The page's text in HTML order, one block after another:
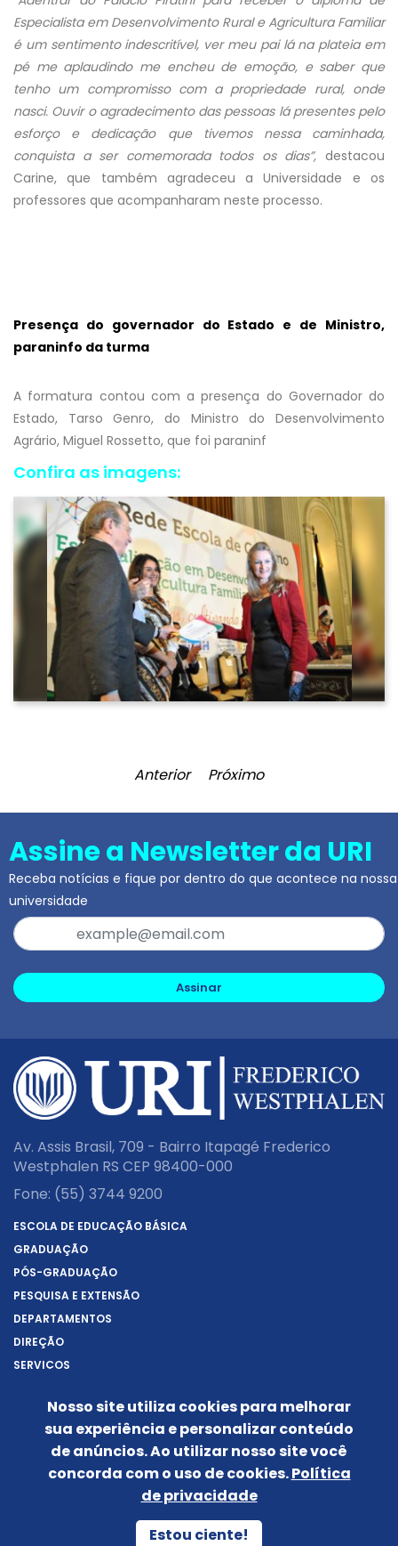
Especialista em Desenvolvimento Rural e Agricultura Familiar
é um sentimento indescritível, ver meu pai lá na plateia em
pé me aplaudindo me encheu de emoção, e saber que
tenho um compromisso com a propriedade rural, onde
nasci. Ouvir o agradecimento das pessoas lá presentes pelo
esforço e dedicação que tivemos nessa caminhada,
conquista a ser comemorada todos os dias”, destacou
Carine, que também agradeceu a Universidade e os
professores que acompanharam neste processo.
Presença do governador do Estado e de Ministro,
paraninfo da turma
A formatura contou com a presença do Governador do
Estado, Tarso Genro, do Ministro do Desenvolvimento
Agrário, Miguel Rossetto, que foi paraninf
Confira as imagens:
Anterior Próximo
Assine a Newsletter da URI
Receba notícias e fique por dentro do que acontece na nossa
universidade
Assinar
Av. Assis Brasil, 709 - Bairro Itapagé Frederico
Westphalen RS CEP 98400-000
Fone: (55) 3744 9200
ESCOLA DE EDUCAÇÃO BÁSICA
GRADUAÇÃO
PÓS-GRADUAÇÃO
PESQUISA E EXTENSÃO
DEPARTAMENTOS
DIREÇÃO
SERVIÇOS
REITORIA
NOTÍCIAS
CONHEÇA O CÂMPUS
IDENTIDADE VISUAL
POLÍTICA DE PRIVACIDADE
Siga-nos nas redes sociais:
Nosso site utiliza cookies para melhorar
sua experiência e personalizar conteúdo
de anúncios. Ao utilizar nosso site você
concorda com o uso de cookies.Política
de privacidade
Estou ciente!